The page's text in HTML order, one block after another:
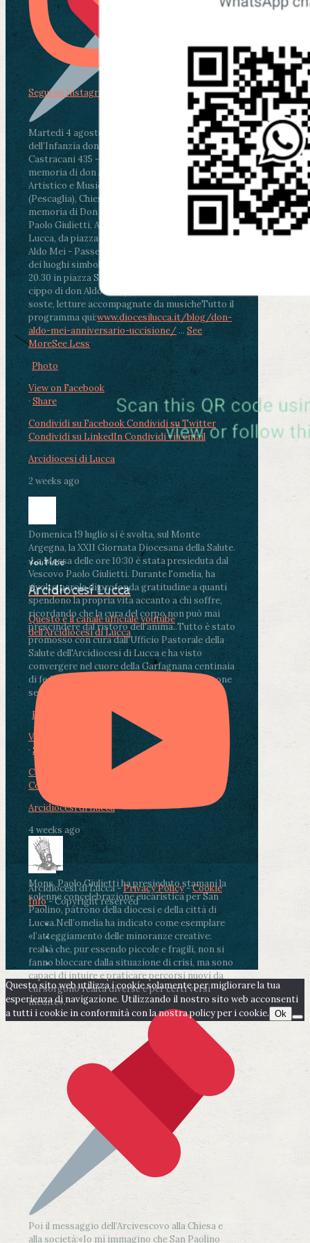
Martedì 4 agosto2026
ore 11:30 - Lucca, Scuola
dell’Infanzia don Aldo Mei - Viale Castruccio
Castracani 435 - Inaugurazione murales in
memoria di don Aldo Mei curato dal Liceo
Artistico e Musicale “Passaglia”
ore 18 - Fiano
(Pescaglia), Chiesa parrocchiale - Messa in
memoria di Don Aldo Mei celebrata da mons.
Paolo Giulietti, Arcivescovo di Lucca
ore 20.30 -
Lucca, da piazza San Michele al Cippo di don
Aldo Mei - Passeggiata della Memoria in alcuni
dei luoghi simbolo della città. Ritrovo alle ore
20.30 in piazza San Michele con conclusione al
cippo di don Aldo Mei (Porta Elisa). Durante le
soste, letture accompagnate da musicheTutto il
programma qui:www.diocesilucca.it/blog/don-
aldo-mei-anniversario-uccisione/ ... See
MoreSee Less
Photo
View on Facebook
· Share
Condividi su FacebookCondividi su Twitter
Condividi su LinkedInCondividi via email
Arcidiocesi di Lucca
2 weeks ago
Domenica 19 luglio si è svolta, sul Monte
Argegna, la XXII Giornata Diocesana della Salute.
.La Messa delle ore 10:30 è stata presieduta dal
Vescovo Paolo Giulietti. Durante l'omelia, ha
rivolto parole di profonda gratitudine a quanti
spendono la propria vita accanto a chi soffre,
ricordando che la cura del corpo non può mai
prescindere dal ristoro dell'anima..Tutto è stato
promosso con cura dall'Ufficio Pastorale della
Salute dell'Arcidiocesi di Lucca e ha visto
convergere nel cuore della Garfagnana centinaia
di fedeli, operatori sanitari, volontari e persone
segnate dalla malattia.
Photo
View on Facebook
· Share
Condividi su Facebook
Condividi su LinkedIn
Arcidiocesi di Lucca
4 weeks ago
Mons. Paolo Giulietti ha presieduto stamani la
solenne concelebrazione eucaristica per San
Paolino, patrono della diocesi e della città di
Lucca.Nell’omelia ha indicato come esemplare
«l’atteggiamento delle minoranze creative:
realtà che, pur essendo piccole e fragili, non si
fanno bloccare dalla situazione di crisi, ma sono
capaci di intuire e praticare percorsi nuovi da
cui sorgono realtà diverse e per certi versi
inedite».
Poi il messaggio dell’Arcivescovo alla Chiesa e
alla società:«Io mi immagino che San Paolino
Segui su Instagram
YouTube
Arcidiocesi Lucca
Questo è il canale ufficiale youtube
dell'Arcidiocesi di Lucca
Arcidiocesi di Lucca -Privacy Policy-Cookie
Info- Copyright reserved
Questo sito web utilizza i cookie solamente per migliorare la tua
esperienza di navigazione. Utilizzando il nostro sito web acconsenti
a tutti i cookie in conformità con la nostra policy per i cookie. Ok